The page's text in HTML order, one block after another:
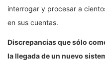
interrogar y procesar a
en sus cuentas.
Discrepancias que sólo
la llegada de un nuevo